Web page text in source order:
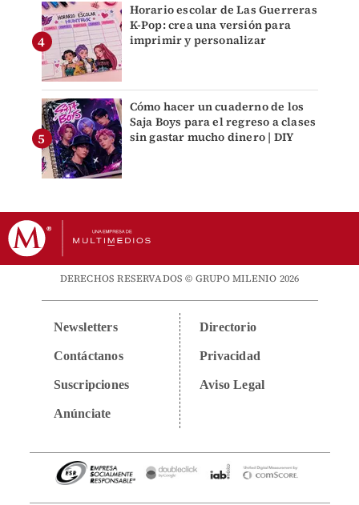
Horario escolar de Las Guerreras
K-Pop: crea una versión para
imprimir y personalizar
Cómo hacer un cuaderno de los
Saja Boys para el regreso a clases
sin gastar mucho dinero | DIY
DERECHOS RESERVADOS © GRUPO MILENIO 2026
Newsletters
Contáctanos
Suscripciones
Anúnciate
Directorio
Privacidad
Aviso Legal